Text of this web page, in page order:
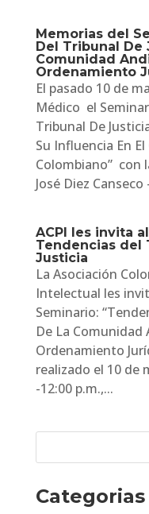
Memorias del
Del Tribunal De
Comunidad
Ordenamiento
El pasado 10 de
Médico el
Tribunal De
Su Influencia En
Colombiano” con
José Diez
ACPI les invita
Tendencias del
Justicia
La Asociación
Intelectual les
Seminario:
De La Comunidad
Ordenamiento
realizado el 10 de
-12:00 p.m.,...
Categorias